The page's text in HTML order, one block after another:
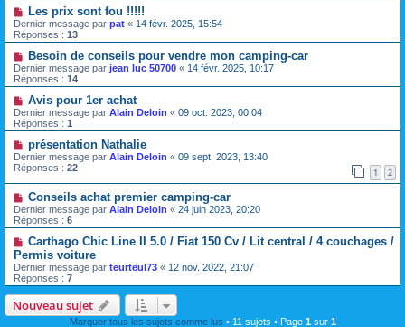
Les prix sont fou !!!!!
Dernier message par pat « 14 févr. 2025, 15:54
Réponses : 13
Besoin de conseils pour vendre mon camping-car
Dernier message par jean luc 50700 « 14 févr. 2025, 10:17
Réponses : 14
Avis pour 1er achat
Dernier message par Alain Deloin « 09 oct. 2023, 00:04
Réponses : 1
présentation Nathalie
Dernier message par Alain Deloin « 09 sept. 2023, 13:40
Réponses : 22 1 2
Conseils achat premier camping-car
Dernier message par Alain Deloin « 24 juin 2023, 20:20
Réponses : 6
Carthago Chic Line II 5.0 / Fiat 150 Cv / Lit central / 4 couchages /
Permis voiture
Dernier message par teurteul73 « 12 nov. 2022, 21:07
Réponses : 7
Nouveau sujet
Marquer tous les sujets comme lus • 11 sujets • Page 1sur 1